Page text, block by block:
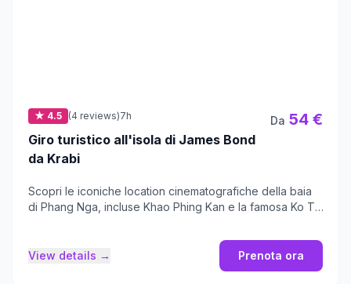
★ 4.5 (4 reviews)7h
Giro turistico all'isola di James Bond
da Krabi
Da 54 €
Scopri le iconiche location cinematografiche della baia
di Phang Nga, incluse Khao Phing Kan e la famosa Ko Ta
View details → Prenota ora